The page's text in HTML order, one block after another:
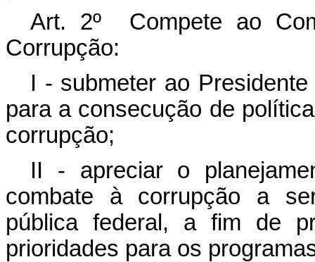
Art. 2º Compete ao
Corrupção:
I - submeter ao
para a consecução de
corrupção;
II - apreciar o
combate à corrupção a
pública federal, a fim de
prioridades para os